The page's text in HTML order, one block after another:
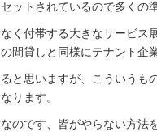
ットされているので多くの
く付帯する大きなサービス
間貸しと同様にテナント企
と思いますが、こういうも
ります。
のです、皆がやらない方法